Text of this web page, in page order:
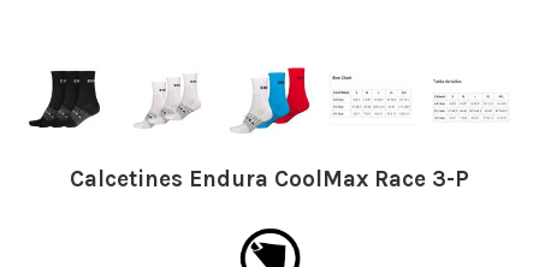
Calcetines Endura CoolMax Race 3-P